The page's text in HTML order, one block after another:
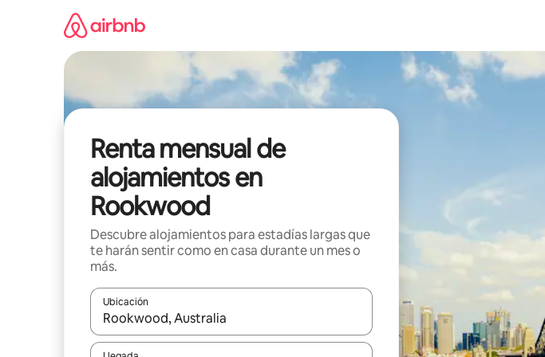
Renta mensual de
alojamientos en
Rookwood
Descubre alojamientos para estadías largas que
te harán sentir como en casa durante un mes o
más.
Ubicación
Cuando los resultados estén disponibles, navega con las teclas de flecha hacia arriba